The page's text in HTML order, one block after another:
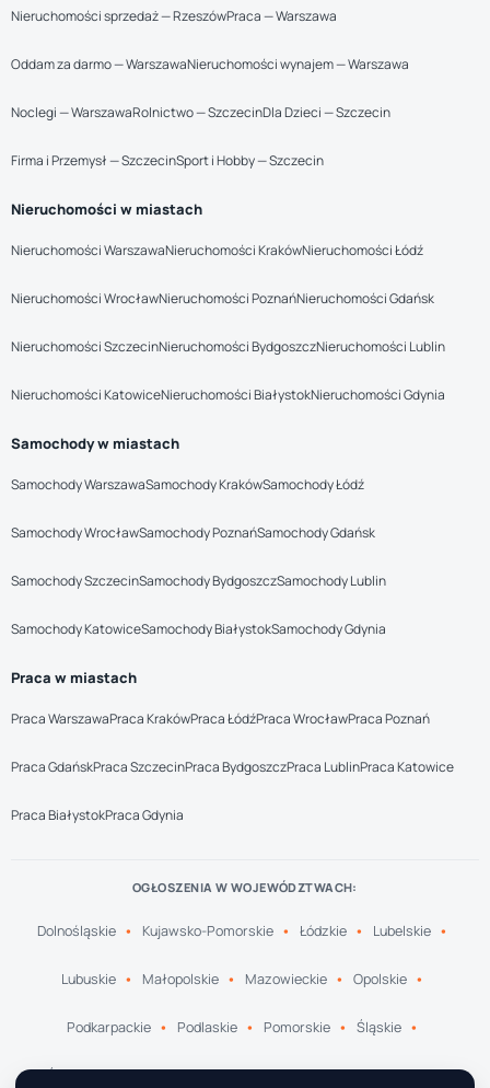
Nieruchomości sprzedaż — RzeszówPraca — Warszawa
Oddam za darmo — WarszawaNieruchomości wynajem — Warszawa
Noclegi — WarszawaRolnictwo — SzczecinDla Dzieci — Szczecin
Firma i Przemysł — SzczecinSport i Hobby — Szczecin
Nieruchomości w miastach
Nieruchomości WarszawaNieruchomości KrakówNieruchomości Łódź
Nieruchomości WrocławNieruchomości PoznańNieruchomości Gdańsk
Nieruchomości SzczecinNieruchomości BydgoszczNieruchomości Lublin
Nieruchomości KatowiceNieruchomości BiałystokNieruchomości Gdynia
Samochody w miastach
Samochody WarszawaSamochody KrakówSamochody Łódź
Samochody WrocławSamochody PoznańSamochody Gdańsk
Samochody SzczecinSamochody BydgoszczSamochody Lublin
Samochody KatowiceSamochody BiałystokSamochody Gdynia
Praca w miastach
Praca WarszawaPraca KrakówPraca ŁódźPraca WrocławPraca Poznań
Praca GdańskPraca SzczecinPraca BydgoszczPraca LublinPraca Katowice
Praca BiałystokPraca Gdynia
OGŁOSZENIA W WOJEWÓDZTWACH:
Dolnośląskie Kujawsko-Pomorskie Łódzkie Lubelskie
Lubuskie Małopolskie Mazowieckie Opolskie
Podkarpackie Podlaskie Pomorskie Śląskie
Świętokrzyskie Warmińsko-Mazurskie Wielkopolskie